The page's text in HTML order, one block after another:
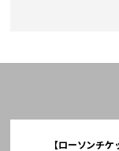
【ローソンチ